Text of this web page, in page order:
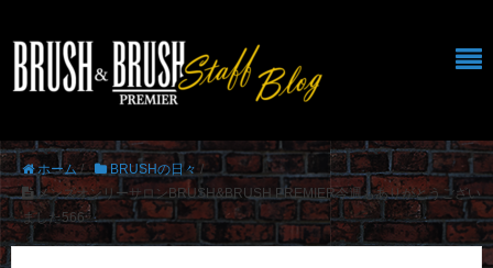
ホーム/ BRUSHの日々 /
メンズオンリーサロンBRUSH&BRUSH PREMIER今週もありがとうござい
ました566